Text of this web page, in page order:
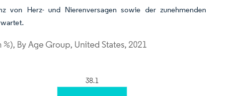
von Herz- und Nierenversagen sowie der zunehmenden